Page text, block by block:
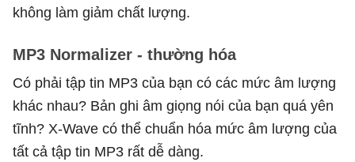
không làm giảm chất lượng.
MP3 Normalizer - thường hóa
Có phải tập tin MP3 của bạn có các mức âm lượng
khác nhau? Bản ghi âm giọng nói của bạn quá yên
tĩnh? X-Wave có thể chuẩn hóa mức âm lượng của
tất cả tập tin MP3 rất dễ dàng.